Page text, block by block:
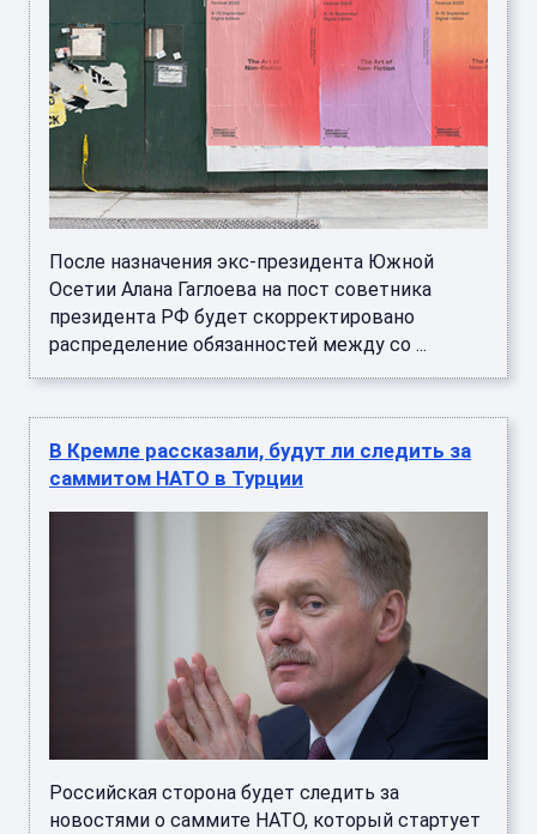
После назначения экс-президента Южной
Осетии Алана Гаглоева на пост советника
президента РФ будет скорректировано
распределение обязанностей между со ...
В Кремле рассказали, будут ли следить за
саммитом НАТО в Турции
Российская сторона будет следить за
новостями о саммите НАТО, который стартует
в Анкаре. Об этом в ходе регулярного брифинга